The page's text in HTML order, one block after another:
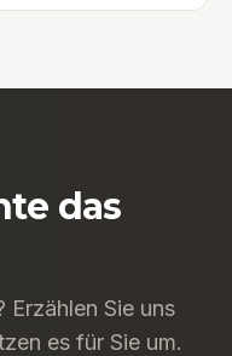
gerollte
Look. Die
das
Erzählen Sie uns
es für Sie um.